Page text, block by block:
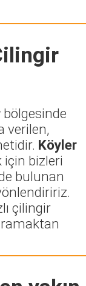
bölgesinde
verilen,
Köyler
bizleri
bulunan
çilingir